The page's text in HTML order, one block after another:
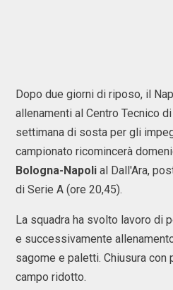
Dopo due giorni di riposo, il
allenamenti al Centro Tecnico
settimana di sosta per gli
campionato ricomincerà
Bologna-Napoli al Dall'Ara,
di Serie A (ore 20,45).
La squadra ha svolto lavoro di
e successivamente
sagome e paletti. Chiusura con
campo ridotto.